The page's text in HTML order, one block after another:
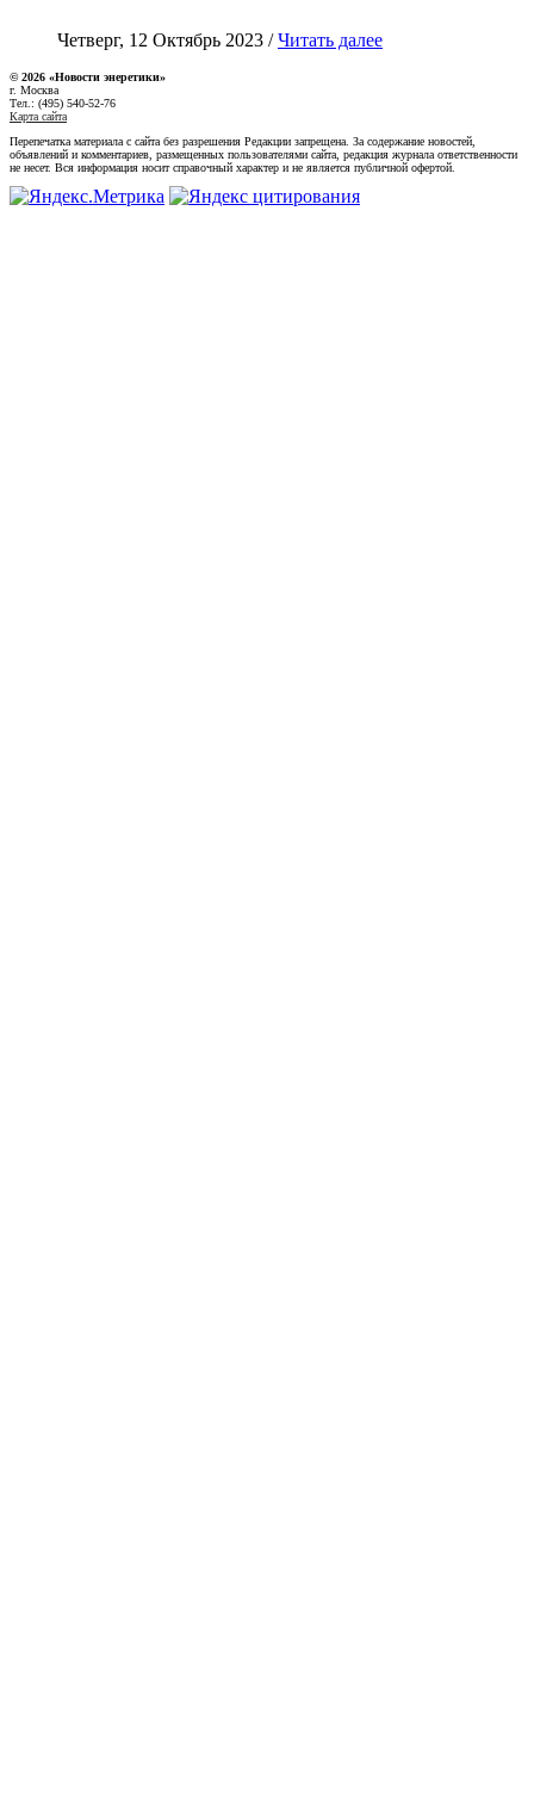
Четверг, 12 Октябрь 2023 /Читать далее
© 2026 «Новости энеретики»
г. Москва
Тел.: (495) 540-52-76
Карта сайта
Перепечатка материала с сайта без разрешения Редакции запрещена. За содержание новостей,
объявлений и комментариев, размещенных пользователями сайта, редакция журнала ответственности
не несет. Вся информация носит справочный характер и не является публичной офертой.